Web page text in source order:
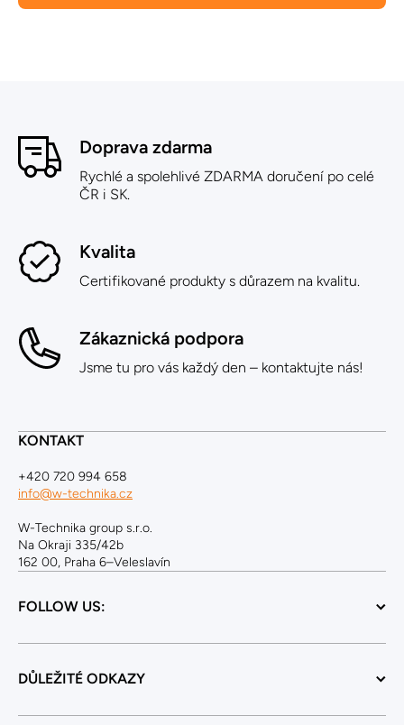
Doprava zdarma
Rychlé a spolehlivé ZDARMA doručení po celé
ČR i SK.
Kvalita
Certifikované produkty s důrazem na kvalitu.
Zákaznická podpora
Jsme tu pro vás každý den – kontaktujte nás!
KONTAKT
+420 720 994 658
info@w-technika.cz
W-Technika group s.r.o.
Na Okraji 335/42b
162 00, Praha 6–Veleslavín
FOLLOW US:
DŮLEŽITÉ ODKAZY